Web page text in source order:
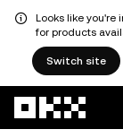
Looks like you're
for products
Switch site